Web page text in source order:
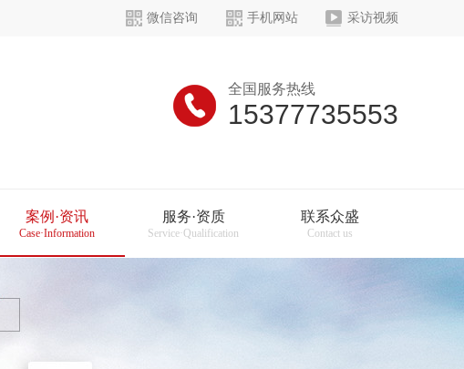
微信咨询 手机网站 采访视频
全国服务热线
15377735553
案例·资讯
Case·Information
服务·资质
Service·Qualification
联系众盛
Contact us